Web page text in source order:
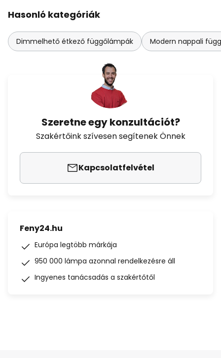
Hasonló kategóriák
Dimmelhető étkező függőlámpák Modern nappali
Szeretne egy konzultációt?
Szakértőink szívesen segítenek Önnek
Kapcsolatfelvétel
Feny24.hu
Európa legtöbb márkája
950 000 lámpa azonnal rendelkezésre áll
Ingyenes tanácsadás a szakértőtől